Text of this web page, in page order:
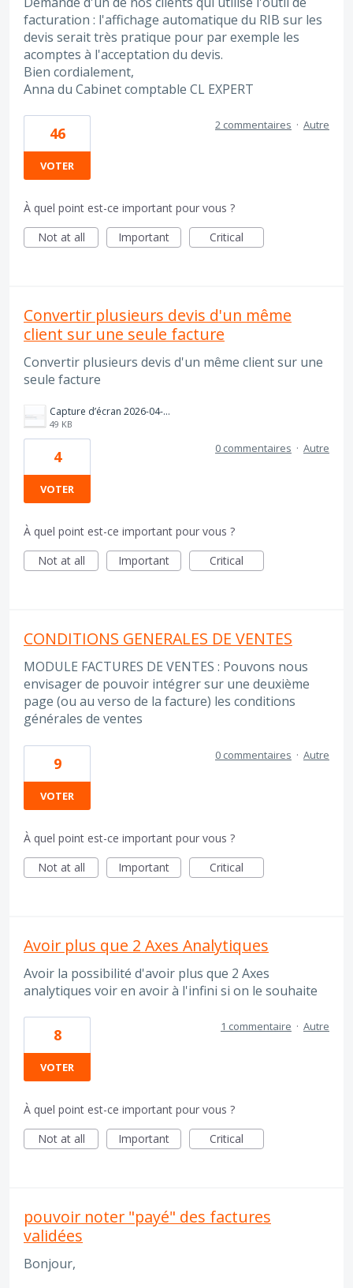
facturation : l'affichage automatique du RIB sur les
devis serait très pratique pour par exemple les
acomptes à l'acceptation du devis.
Bien cordialement,
Anna du Cabinet comptable CL EXPERT
46
VOTER
2 commentaires · Autre
À quel point est-ce important pour vous ?
Not at all
Important Critical
Convertir plusieurs devis d'un même
client sur une seule facture
Convertir plusieurs devis d'un même client sur une
seule facture
Capture d’écran 2026-04-08 à 12.38.23.png
49 KB
4
VOTER
0 commentaires · Autre
À quel point est-ce important pour vous ?
Not at all
Important Critical
CONDITIONS GENERALES DE VENTES
MODULE FACTURES DE VENTES : Pouvons nous
envisager de pouvoir intégrer sur une deuxième
page (ou au verso de la facture) les conditions
générales de ventes
9
VOTER
0 commentaires · Autre
À quel point est-ce important pour vous ?
Not at all
Important Critical
Avoir plus que 2 Axes Analytiques
Avoir la possibilité d'avoir plus que 2 Axes
analytiques voir en avoir à l'infini si on le souhaite
8
VOTER
1 commentaire · Autre
À quel point est-ce important pour vous ?
Not at all
Important Critical
pouvoir noter "payé" des factures
validées
Bonjour,